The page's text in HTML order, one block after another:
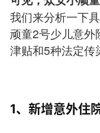
我们来分析一下
顽童2号少儿意外
津贴和5种法定传
1、新增意外住